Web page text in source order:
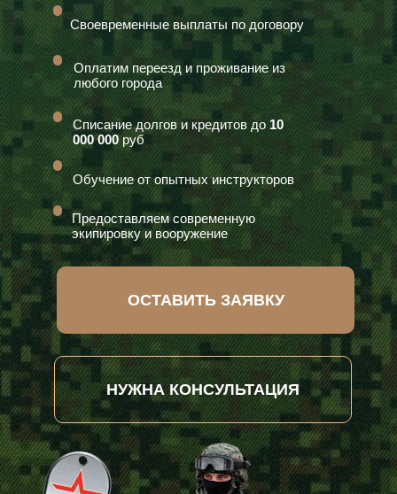
ОСТАВИТЬ ЗАЯВКУ
НУЖНА КОНСУЛЬТАЦИЯ
Оплатим переезд и проживание из
любого города
Предоставляем современную
экипировку и вооружение
Списание долгов и кредитов до10
000 000руб
Обучение от опытных инструкторов
Своевременные выплаты по договору